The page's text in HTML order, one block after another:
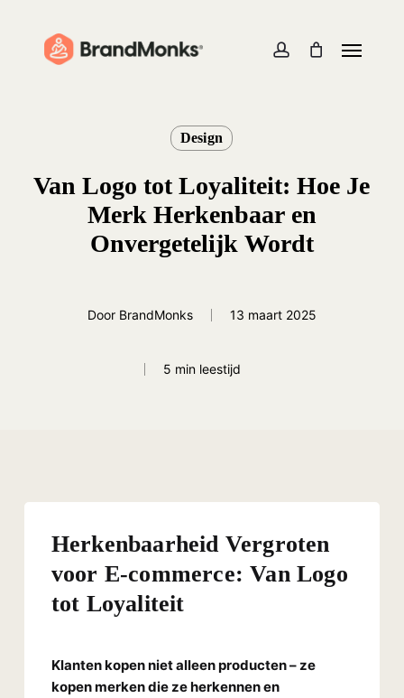
account
Cart Cart
Design
Van Logo tot Loyaliteit: Hoe Je
Merk Herkenbaar en
Onvergetelijk Wordt
Door BrandMonks 13 maart 2025
5 min leestijd
Herkenbaarheid Vergroten
voor E-commerce: Van Logo
tot Loyaliteit
Klanten kopen niet alleen producten – ze
kopen merken die ze herkennen en